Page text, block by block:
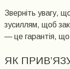
Зверніть увагу,
зусиллям, щоб
— це гарантія, що
ЯК